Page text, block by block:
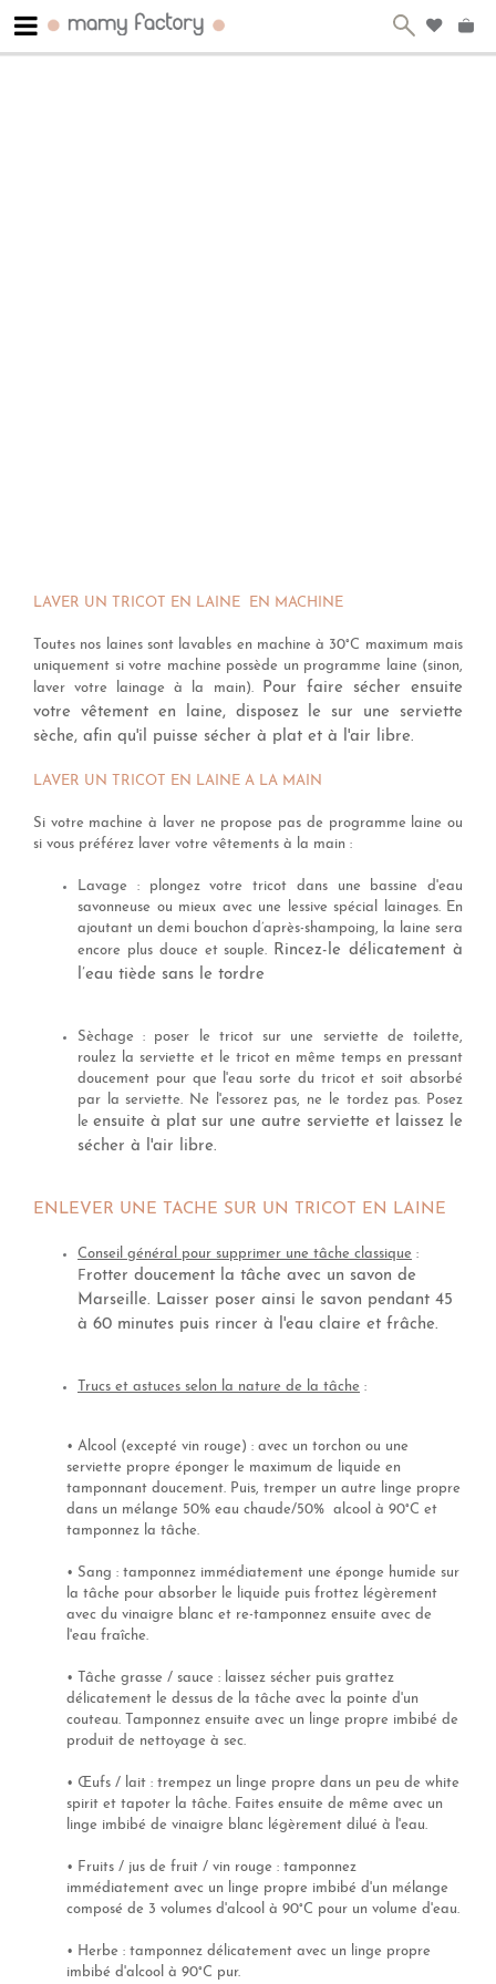
LAVER UN TRICOT EN LAINE EN MACHINE
Toutes nos laines sont lavables en machine à 30°C maximum mais
uniquement si votre machine possède un programme laine (sinon,
laver votre lainage à la main).
Pour faire sécher ensuite
votre vêtement en laine, disposez le sur une serviette
sèche, afin qu'il puisse sécher à plat et à l'air libre.
LAVER UN TRICOT EN LAINE A LA MAIN
Si votre machine à laver ne propose pas de programme laine ou
si vous préférez laver votre vêtements à la main :
Lavage : plongez votre tricot dans une bassine d'eau
savonneuse ou mieux avec une lessive spécial lainages. En
ajoutant un demi bouchon d’après-shampoing, la laine sera
encore plus douce et souple. Rincez-le délicatement à
l’eau tiède sans le tordre
Sèchage : poser le tricot sur une serviette de toilette,
roulez la serviette et le tricot en même temps en pressant
doucement pour que l'eau sorte du tricot et soit absorbé
par la serviette. Ne l'essorez pas, ne le tordez pas. Posez
le ensuite à plat sur une autre serviette et laissez le
sécher à l'air libre.
ENLEVER UNE TACHE SUR UN TRICOT EN LAINE
Conseil général pour supprimer une tâche classique :
Frotter doucement la tâche avec un savon de
Marseille. Laisser poser ainsi le savon pendant 45
à 60 minutes puis rincer à l'eau claire et frâche.
Trucs et astuces selon la nature de la tâche :
• Alcool (excepté vin rouge) : avec un torchon ou une
serviette propre éponger le maximum de liquide en
tamponnant doucement. Puis, tremper un autre linge propre
dans un mélange 50% eau chaude/50% alcool à 90°C et
tamponnez la tâche.
• Sang : tamponnez immédiatement une éponge humide sur
la tâche pour absorber le liquide puis frottez légèrement
avec du vinaigre blanc et re-tamponnez ensuite avec de
l'eau fraîche.
• Tâche grasse / sauce : laissez sécher puis grattez
délicatement le dessus de la tâche avec la pointe d'un
couteau. Tamponnez ensuite avec un linge propre imbibé de
produit de nettoyage à sec.
• Œufs / lait : trempez un linge propre dans un peu de white
spirit et tapoter la tâche. Faites ensuite de même avec un
linge imbibé de vinaigre blanc légèrement dilué à l'eau.
• Fruits / jus de fruit / vin rouge : tamponnez
immédiatement avec un linge propre imbibé d'un mélange
composé de 3 volumes d'alcool à 90°C pour un volume d'eau.
• Herbe : tamponnez délicatement avec un linge propre
imbibé d'alcool à 90°C pur.